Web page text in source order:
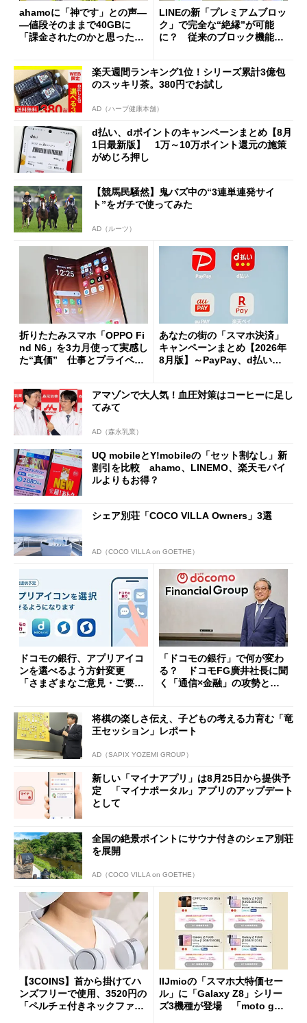
ahamoに「神です」との声―
―値段そのままで40GBに
「課金されたのかと思った」
LINEの新「プレミアムブロッ
ク」で完全な“絶縁”が可能
に？ 従来のブロック機能と
楽天週間ランキング1位！シリーズ累計3億包
のスッキリ茶。380円でお試し
AD（ハーブ健康本舗）
d払い、dポイントのキャンペーンまとめ【8月
1日最新版】 1万～10万ポイント還元の施策
がめじろ押し
【競馬民騒然】鬼バズ中の“3連単連発サイ
ト”をガチで使ってみた
AD（ルーツ）
折りたたみスマホ「OPPO Fi
nd N6」を3カ月使って実感し
た“真価” 仕事とプライベー
あなたの街の「スマホ決済」
キャンペーンまとめ【2026年
8月版】～PayPay、d払い、a
アマゾンで大人気！血圧対策はコーヒーに足し
てみて
AD（森永乳業）
UQ mobileとY!mobileの「セット割なし」新
割引を比較 ahamo、LINEMO、楽天モバイ
ルよりもお得？
シェア別荘「COCO VILLA Owners」3選
AD（COCO VILLA on GOETHE）
ドコモの銀行、アプリアイコ
ンを選べるよう方針変更
「さまざまなご意見・ご要望
「ドコモの銀行」で何が変わ
る？ ドコモFG廣井社長に聞
く「通信×金融」の攻勢とグ
将棋の楽しさ伝え、子どもの考える力育む「竜
王セッション」レポート
AD（SAPIX YOZEMI GROUP）
新しい「マイナアプリ」は8月25日から提供予
定 「マイナポータル」アプリのアップデート
として
全国の絶景ポイントにサウナ付きのシェア別荘
を展開
AD（COCO VILLA on GOETHE）
【3COINS】首から掛けてハ
ンズフリーで使用、3520円の
「ペルチェ付きネックファ
IIJmioの「スマホ大特価セー
ル」に「Galaxy Z8」シリー
ズ3機種が登場 「moto g37